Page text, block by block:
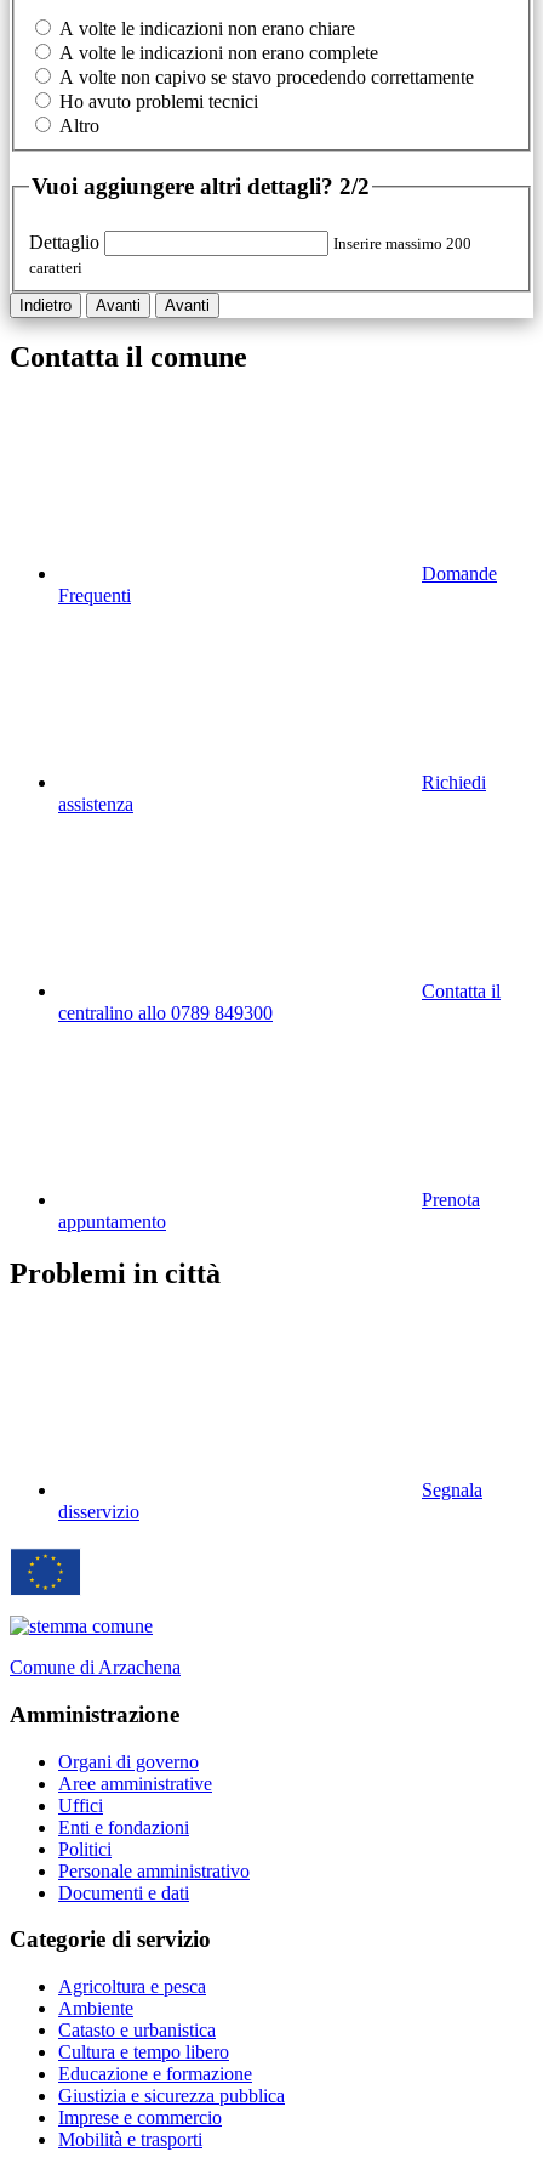
A volte le indicazioni non erano chiare
A volte le indicazioni non erano complete
A volte non capivo se stavo procedendo correttamente
Ho avuto problemi tecnici
Altro
Vuoi aggiungere altri dettagli? 2/2
Dettaglio
Inserire massimo 200
caratteri
Indietro Avanti Avanti
Contatta il comune
Domande
Frequenti
Richiedi
assistenza
Contatta il
centralino allo 0789 849300
Prenota
appuntamento
Problemi in città
Segnala
disservizio
Comune di Arzachena
Amministrazione
Organi di governo
Aree amministrative
Uffici
Enti e fondazioni
Politici
Personale amministrativo
Documenti e dati
Categorie di servizio
Agricoltura e pesca
Ambiente
Catasto e urbanistica
Cultura e tempo libero
Educazione e formazione
Giustizia e sicurezza pubblica
Imprese e commercio
Mobilità e trasporti